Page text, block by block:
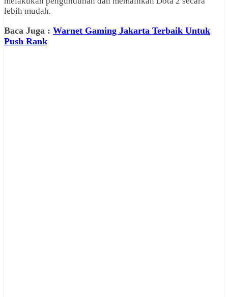
lebih mudah.
Baca Juga : Warnet Gaming Jakarta Terbaik Untuk
Push Rank